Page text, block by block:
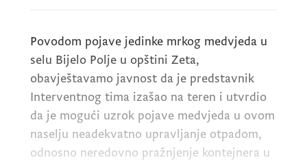
Povodom pojave jedinke mrkog medvjeda u
selu Bijelo Polje u opštini Zeta,
obavještavamo javnost da je predstavnik
Interventnog tima izašao na teren i utvrdio
da je mogući uzrok pojave medvjeda u ovom
naselju neadekvatno upravljanje otpadom,
odnosno neredovno pražnjenje kontejnera u